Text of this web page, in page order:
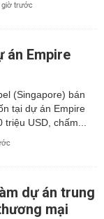
trước
án Empire
(Singapore) bán
tại dự án Empire
USD, chấm...
dự án trung
mại